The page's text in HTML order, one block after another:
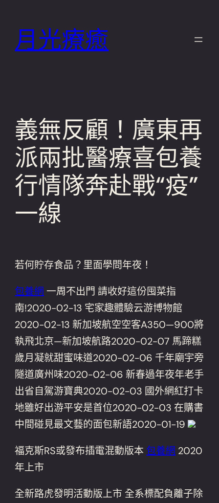
月光療癒
義無反顧！廣東再
派兩批醫療喜包養
行情隊奔赴戰“疫”
一線
若何貯存食品？里面學問年夜！
包養網 一周不出門 請收好這份囤菜指
南!2020-02-13 宅家趣體驗云游博物館
2020-02-13 新加坡航空空客A350—900將
執飛北京—新加坡航路2020-02-07 馬蹄糕
歲月凝就甜蜜味道2020-02-06 千年廟宇旁
隧道廣州味2020-02-06 新春過年夜年老手
出省自駕游寶典2020-02-03 國外網紅打卡
地雖好出游平安是首位2020-02-03 在購書
中間碰見最文藝的面包新語2020-01-19
​福克斯RS或發布插電混動版本 包養網 2020
年上市
全新路虎發明活動版上市 全系標配負離子除